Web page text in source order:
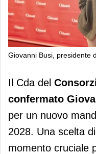
Giovanni Busi, presidente
Giovanni Busi
del Consorzio
Il Cda del
confermato
per un nuovo
2028. Una scelta
momento cruciale